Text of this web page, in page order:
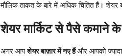
मौलिक ताकत के बारे में अधिक चिंतित हैं। शेयर
शेयर मार्किट से पैसे कमाने
अगर आपशेयर बाज़ार में नए हैंऔर आपको